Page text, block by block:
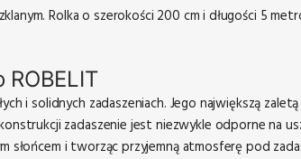
Rolka o szerokości 200 cm i długości 5
i solidnych zadaszeniach. Jego największą
zadaszenie jest niezwykle odporne na
i tworząc przyjemną atmosferę pod